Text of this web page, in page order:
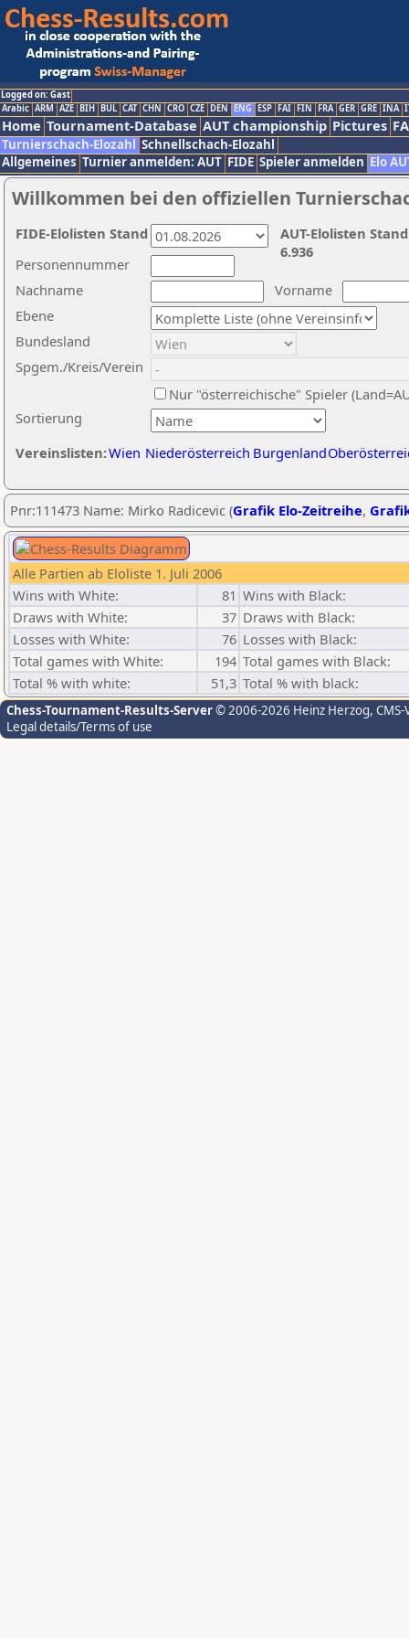
Logged on: Gast
Arabic ARM AZE BIH BUL CAT CHN CRO CZE DEN ENG ESP FAI FIN FRA GER GRE INA
Home Tournament-Database AUT championship Pictures
Turnierschach-Elozahl Schnellschach-Elozahl
Allgemeines Turnier anmelden: AUT FIDE Spieler anmelden Elo
Willkommen bei den offiziellen
Nachname
Vorname
Ebene
Sortierung
Personennummer
Bundesland
Spgem./Kreis/Verein
Nur "österreichische" Spieler
Vereinslisten:Wien Niederösterreich Burgenland
AUT-Elolisten
6.936
FIDE-Elolisten Stand
Pnr:111473 Name: Mirko Radicevic (Grafik Elo-Zeitreihe,
Alle Partien ab Eloliste 1. Juli 2006
Wins with White:
81 Wins with Black:
Draws with White:
37 Draws with Black:
Losses with White:
76 Losses with Black:
Total games with White:
194 Total games with Black:
Total % with white:
51,3 Total % with black:
Chess-Tournament-Results-Server© 2006-2026 Heinz Herzog,
Legal details/Terms of use